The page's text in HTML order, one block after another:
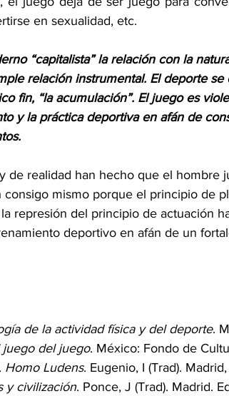
en sexualidad, etc.
“capitalista” la relación con la
relación instrumental. El deporte
fin, “la acumulación”. El juego es
y la práctica deportiva en afán de
de realidad han hecho que el hombre
consigo mismo porque el principio de
represión del principio de actuación
deportivo en afán de un
de la actividad física y del deporte.
juego del juego. México: Fondo de
Homo Ludens. Eugenio, I (Trad).
y civilización. Ponce, J (Trad). Madrid.